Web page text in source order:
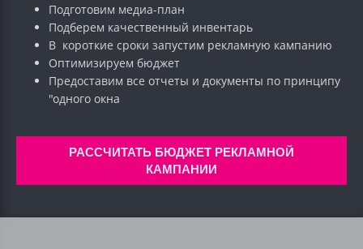
Подготовим медиа-план
Подберем качественный инвентарь
В короткие сроки запустим рекламную кампанию
Оптимизируем бюджет
Предоставим все отчеты и документы по принципу
"одного окна
РАССЧИТАТЬ БЮДЖЕТ РЕКЛАМНОЙ
КАМПАНИИ